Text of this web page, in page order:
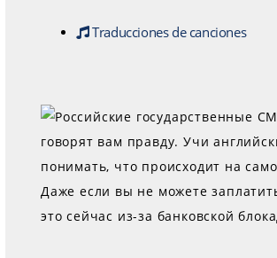
Traducciones de canciones